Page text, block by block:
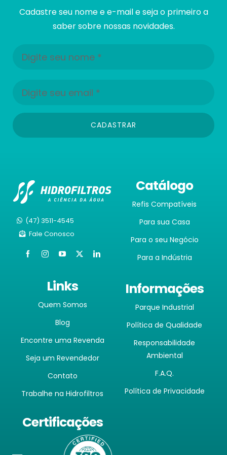
Cadastre seu nome e e-mail e seja o primeiro a
saber sobre nossas novidades.
CADASTRAR
(47) 3511-4545
Fale Conosco
Catálogo
Refis Compatíveis
Para sua Casa
Para o seu Negócio
Para a Indústria
Links
Quem Somos
Blog
Encontre uma Revenda
Seja um Revendedor
Contato
Trabalhe na Hidrofiltros
Informações
Parque Industrial
Política de Qualidade
Responsabilidade
Ambiental
F.A.Q.
Política de Privacidade
Certificações